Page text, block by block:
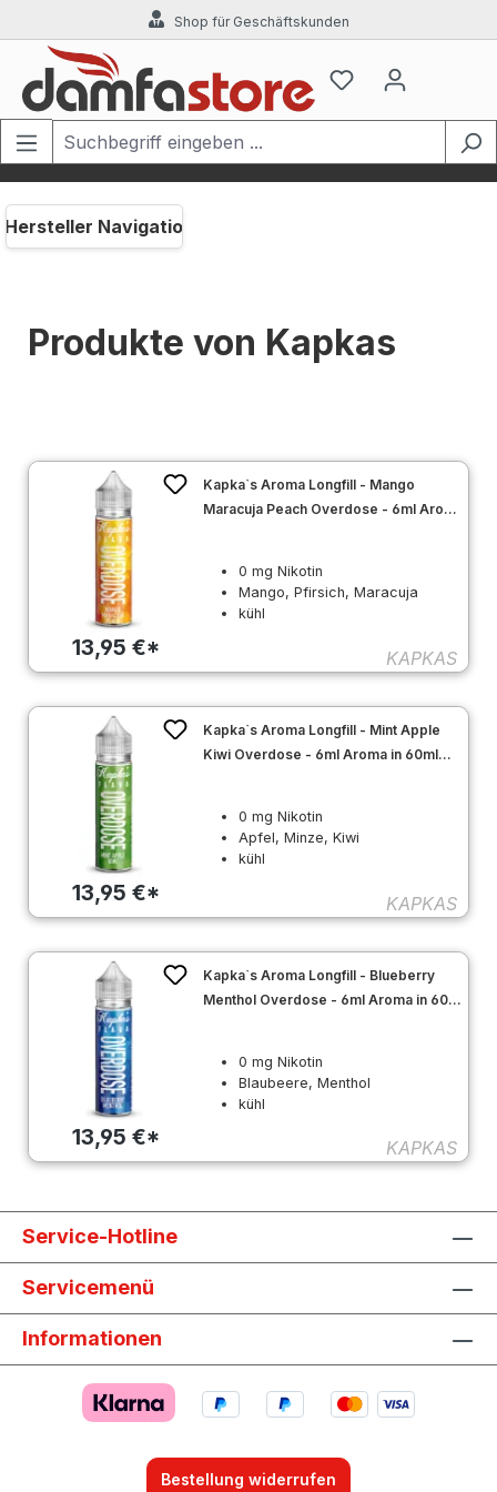
Zum Hauptinhalt springenShop für Geschäftskunden
Hersteller Navigation
Produkte von Kapkas
13,95 €*
Kapka`s Aroma Longfill - Mango
Maracuja Peach Overdose - 6ml Aroma
0 mg Nikotin
Mango, Pfirsich, Maracuja
kühl
KAPKAS
13,95 €*
Kapka`s Aroma Longfill - Mint Apple
Kiwi Overdose - 6ml Aroma in 60ml
0 mg Nikotin
Apfel, Minze, Kiwi
kühl
KAPKAS
13,95 €*
Kapka`s Aroma Longfill - Blueberry
Menthol Overdose - 6ml Aroma in 60ml
0 mg Nikotin
Blaubeere, Menthol
kühl
KAPKAS
Service-Hotline
Servicemenü
Informationen
Bestellung widerrufen